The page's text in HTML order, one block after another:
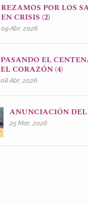
REZAMOS POR LOS
EN CRISIS (2)
09 Abr, 2026
PASANDO EL
EL CORAZÓN (4)
08 Abr, 2026
ANUNCIACIÓN DEL
25 Mar, 2026